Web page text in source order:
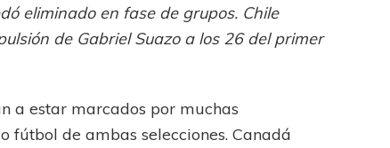
clasificó
cuartos
eliminado en fase de grupos. Chile
de Gabriel Suazo a los 26 del primer
a estar marcados por muchas
fútbol de ambas selecciones. Canadá